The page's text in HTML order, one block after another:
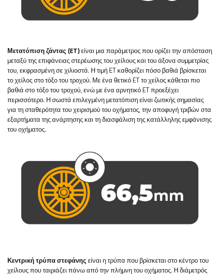
Μετατόπιση ζάντας (ET)είναι μια παράμετρος που ορίζει την απόσταση
μεταξύ της επιφάνειας στερέωσης του χείλους και του άξονα συμμετρίας
του, εκφρασμένη σε χιλιοστά. Η τιμή ET καθορίζει πόσο βαθιά βρίσκεται
το χείλος στο τόξο του τροχού. Με ένα θετικό ET το χείλος κάθεται πιο
βαθιά στο τόξο του τροχού, ενώ με ένα αρνητικό ET προεξέχει
περισσότερο. Η σωστά επιλεγμένη μετατόπιση είναι ζωτικής σημασίας
για τη σταθερότητα του χειρισμού του οχήματος, την αποφυγή τριβών στα
εξαρτήματα της ανάρτησης και τη διασφάλιση της κατάλληλης εμφάνισης
του οχήματος.
Κεντρική τρύπα στεφάνηςείναι η τρύπα που βρίσκεται στο κέντρο του
χείλους που ταιριάζει πάνω από την πλήμνη του οχήματος. Η διάμετρός